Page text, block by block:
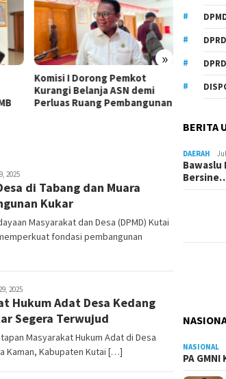
»
I Dorong Pemkot
Belanja ASN demi
Ruang Pembangunan
Beasiswa Daerah
Anhar Minta
Samarinda Beri
2025
di Tabang dan Muara
Kukar
Masyarakat dan Desa (DPMD) Kutai
fondasi pembangunan
2025
Hukum Adat Desa Kedang
Segera Terwujud
Masyarakat Hukum Adat di Desa
Kaman, Kabupaten Kutai […]
BERITA
DAERAH
Bawaslu
NASIONAL
PA